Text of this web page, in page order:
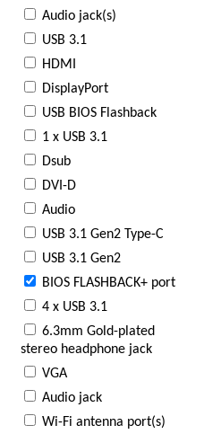
Audio jack(s)
USB 3.1
HDMI
DisplayPort
USB BIOS Flashback
1 х USB 3.1
Dsub
DVI-D
Audio
USB 3.1 Gen2 Type-C
USB 3.1 Gen2
BIOS FLASHBACK+ port
4 х USB 3.1
6.3mm Gold-plated
stereo headphone jack
VGA
Audio jack
Wi-Fi antenna port(s)